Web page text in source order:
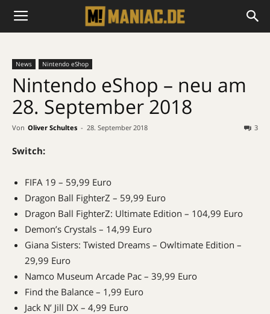
News Nintendo eShop
Nintendo eShop – neu am
28. September 2018
Von Oliver Schultes - 28. September 2018 3
Switch:
FIFA 19 – 59,99 Euro
Dragon Ball FighterZ – 59,99 Euro
Dragon Ball FighterZ: Ultimate Edition – 104,99 Euro
Demon’s Crystals – 14,99 Euro
Giana Sisters: Twisted Dreams – Owltimate Edition –
29,99 Euro
Namco Museum Arcade Pac – 39,99 Euro
Find the Balance – 1,99 Euro
Jack N’ Jill DX – 4,99 Euro